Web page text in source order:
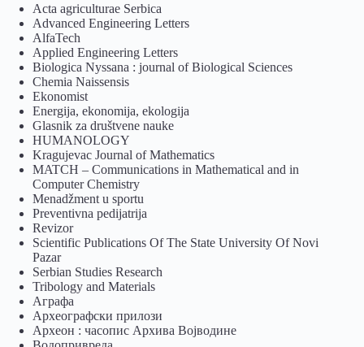
Acta agriculturae Serbica
Advanced Engineering Letters
AlfaTech
Applied Engineering Letters
Biologica Nyssana : journal of Biological Sciences
Chemia Naissensis
Ekonomist
Energija, ekonomija, ekologija
Glasnik za društvene nauke
HUMANOLOGY
Kragujevac Journal of Mathematics
MATCH – Communications in Mathematical and in
Computer Chemistry
Menadžment u sportu
Preventivna pedijatrija
Revizor
Scientific Publications Of The State University Of Novi
Pazar
Serbian Studies Research
Tribology and Materials
Аграфа
Археографски прилози
Археон : часопис Архива Војводине